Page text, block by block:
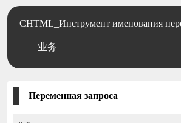
CHTML_Инструмент именования
业务
Переменная запроса